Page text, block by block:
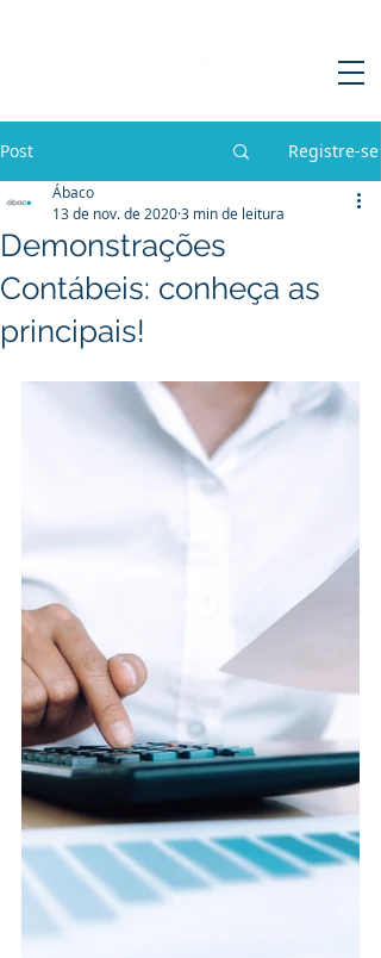
Post Registre-se
Demonstrações
Contábeis: conheça as
principais!
Ábaco
13 de nov. de 20203 min de leitura